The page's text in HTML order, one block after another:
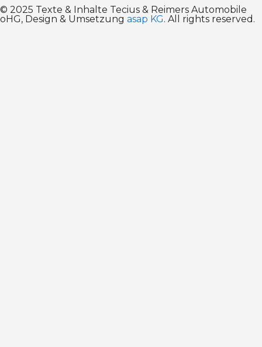
© 2025 Texte & Inhalte Tecius & Reimers Automobile
oHG, Design & Umsetzung asap KG. All rights reserved.